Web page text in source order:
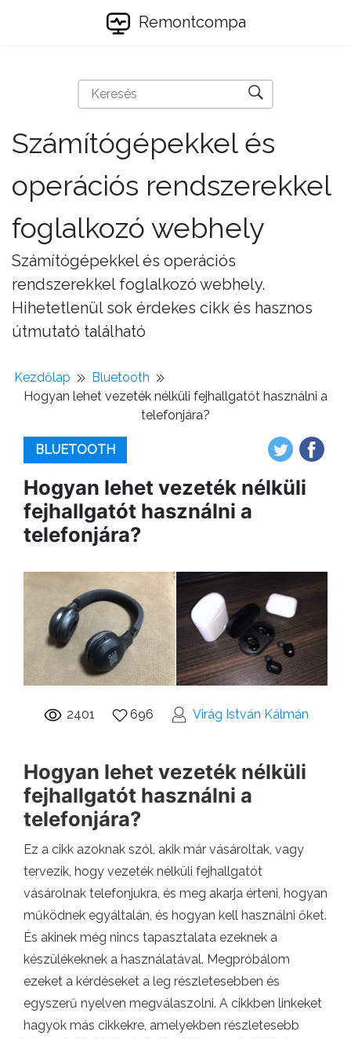
Remontcompa
Számítógépekkel és
operációs rendszerekkel
foglalkozó webhely
Számítógépekkel és operációs
rendszerekkel foglalkozó webhely.
Hihetetlenül sok érdekes cikk és hasznos
útmutató található
Kezdőlap
Bluetooth
Hogyan lehet vezeték nélküli fejhallgatót használni a
telefonjára?
BLUETOOTH
Hogyan lehet vezeték nélküli
fejhallgatót használni a
telefonjára?
2401 696 Virág István Kálmán
Hogyan lehet vezeték nélküli
fejhallgatót használni a
telefonjára?
Ez a cikk azoknak szól, akik már vásároltak, vagy
tervezik, hogy vezeték nélküli fejhallgatót
vásárolnak telefonjukra, és meg akarja érteni, hogyan
működnek egyáltalán, és hogyan kell használni őket.
És akinek még nincs tapasztalata ezeknek a
készülékeknek a használatával. Megpróbálom
ezeket a kérdéseket a leg részletesebben és
egyszerű nyelven megválaszolni. A cikkben linkeket
hagyok más cikkekre, amelyekben részletesebb